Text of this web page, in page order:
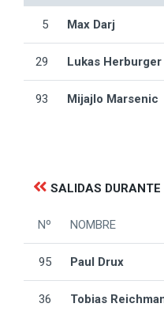
5 Max Darj
29 Lukas Herburger
93 Mijajlo Marsenic
SALIDAS
Nº NOMBRE
95 Paul Drux
36 Tobias